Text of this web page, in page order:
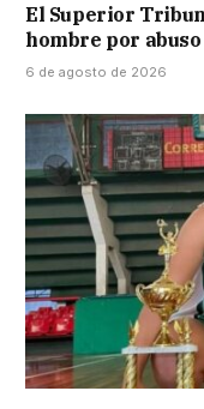
El Superior
hombre por
6 de agosto de 2026